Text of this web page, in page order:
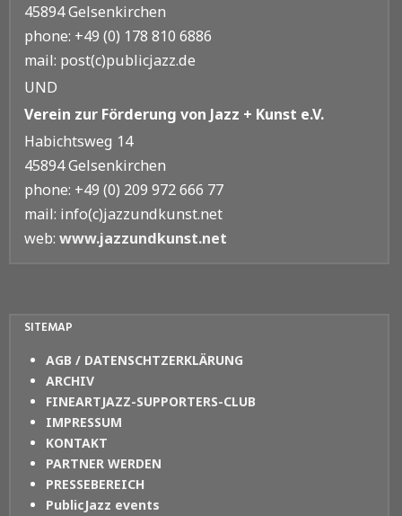
45894 Gelsenkirchen
phone: +49 (0) 178 810 6886
mail: post(c)publicjazz.de
UND
Verein zur Förderung von Jazz + Kunst e.V.
Habichtsweg 14
45894 Gelsenkirchen
phone: +49 (0) 209 972 666 77
mail: info(c)jazzundkunst.net
web: www.jazzundkunst.net
SITEMAP
AGB / DATENSCHTZERKLÄRUNG
ARCHIV
FINEARTJAZZ-SUPPORTERS-CLUB
IMPRESSUM
KONTAKT
PARTNER WERDEN
PRESSEBEREICH
PublicJazz events